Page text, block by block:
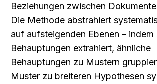
Beziehungen zwischen
Die Methode abstrahiert
auf aufsteigenden Ebenen – indem
Behauptungen extrahiert, ähnliche
Behauptungen zu Mustern
Muster zu breiteren Hypothesen